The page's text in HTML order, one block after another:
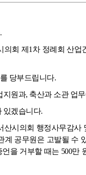
의회 제1차 정례회 산
당부드립니다.
원과, 축산과 소관 업
있겠습니다.
산시의회 행정사무감
계 공무원은 고발될 수
을 거부할 때는 500만